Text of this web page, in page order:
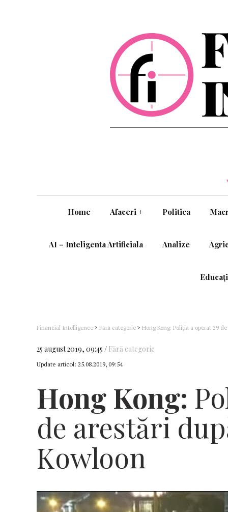
Home Afaceri + Politica
AI – Inteligenta Artificiala Analize
Financial Intelligence > Fără categorie > Hong Kong: Poliţia a operat 29
25 august 2019, 09:45 Fără categorie
Update articol: 25.08.2019, 09:54
Hong Kong:
de arestări
Kowloon